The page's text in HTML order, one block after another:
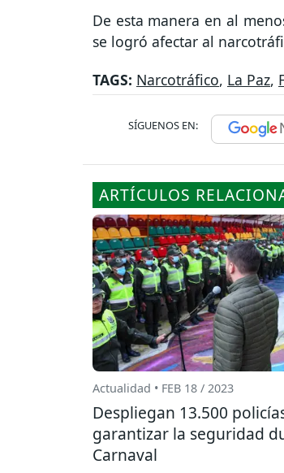
De esta manera en al
se logró afectar al
TAGS: Narcotráfico, La Paz,
SÍGUENOS EN:
ARTÍCULOS
Actualidad • FEB 18 / 2023
Despliegan 13.500
garantizar la seguridad
Carnaval